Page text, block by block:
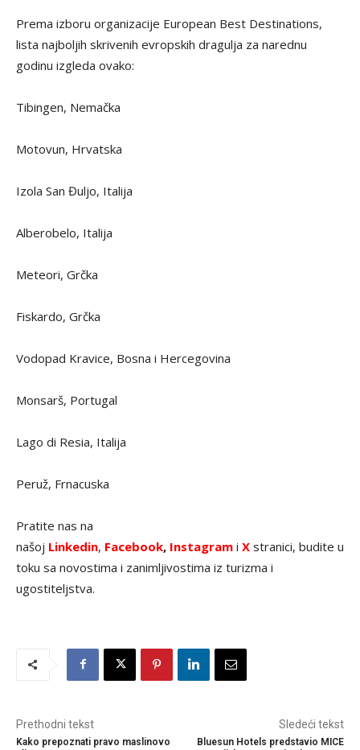
Prema izboru organizacije European Best Destinations,
lista najboljih skrivenih evropskih dragulja za narednu
godinu izgleda ovako:
Tibingen, Nemačka
Motovun, Hrvatska
Izola San Đuljo, Italija
Alberobelo, Italija
Meteori, Grčka
Fiskardo, Grčka
Vodopad Kravice, Bosna i Hercegovina
Monsarš, Portugal
Lago di Resia, Italija
Peruž, Frnacuska
Pratite nas na
našoj Linkedin, Facebook, Instagram i X stranici, budite u
toku sa novostima i zanimljivostima iz turizma i
ugostiteljstva.
Prethodni tekst
Kako prepoznati pravo maslinovo
Sledeći tekst
Bluesun Hotels predstavio MICE